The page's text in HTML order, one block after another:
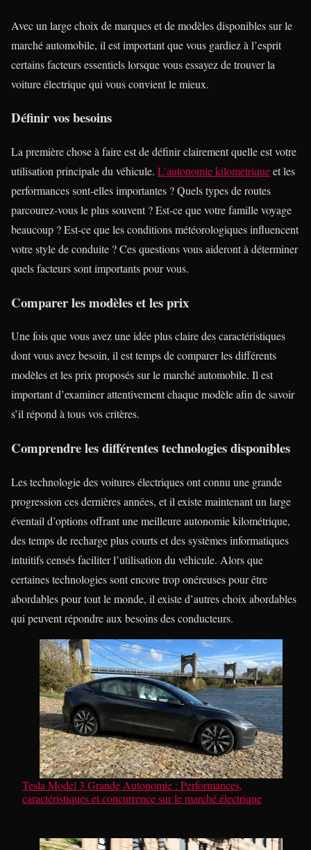
Avec un large choix de marques et de modèles disponibles sur le
marché automobile, il est important que vous gardiez à l’esprit
certains facteurs essentiels lorsque vous essayez de trouver la
voiture électrique qui vous convient le mieux.
Définir vos besoins
La première chose à faire est de définir clairement quelle est votre
utilisation principale du véhicule. L’autonomie kilométriqueet les
performances sont-elles importantes ? Quels types de routes
parcourez-vous le plus souvent ? Est-ce que votre famille voyage
beaucoup ? Est-ce que les conditions météorologiques influencent
votre style de conduite ? Ces questions vous aideront à déterminer
quels facteurs sont importants pour vous.
Comparer les modèles et les prix
Une fois que vous avez une idée plus claire des caractéristiques
dont vous avez besoin, il est temps de comparer les différents
modèles et les prix proposés sur le marché automobile. Il est
important d’examiner attentivement chaque modèle afin de savoir
s’il répond à tous vos critères.
Comprendre les différentes technologies disponibles
Les technologie des voitures électriques ont connu une grande
progression ces dernières années, et il existe maintenant un large
éventail d’options offrant une meilleure autonomie kilométrique,
des temps de recharge plus courts et des systèmes informatiques
intuitifs censés faciliter l’utilisation du véhicule. Alors que
certaines technologies sont encore trop onéreuses pour être
abordables pour tout le monde, il existe d’autres choix abordables
qui peuvent répondre aux besoins des conducteurs.
Tesla Model 3 Grande Autonomie : Performances,
caractéristiques et concurrence sur le marché électrique